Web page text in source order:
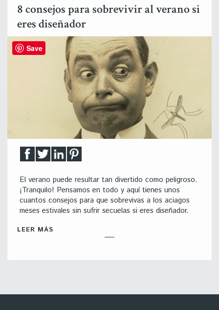
8 consejos para sobrevivir al verano si
eres diseñador
El verano puede resultar tan divertido como peligroso.
¡Tranquilo! Pensamos en todo y aquí tienes unos
cuantos consejos para que sobrevivas a los aciagos
meses estivales sin sufrir secuelas si eres diseñador.
LEER MÁS
Save